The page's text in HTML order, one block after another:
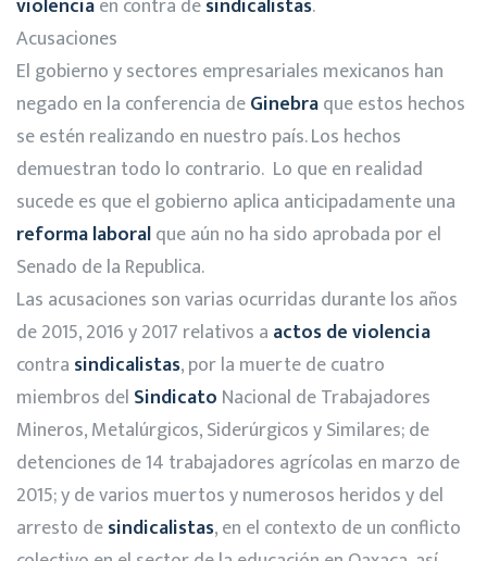
Acusaciones
El gobierno y sectores empresariales mexicanos han
negado en la conferencia deGinebraque estos hechos
se estén realizando en nuestro país. Los hechos
demuestran todo lo contrario. Lo que en realidad
sucede es que el gobierno aplica anticipadamente una
reforma laboralque aún no ha sido aprobada por el
Senado de la Republica.
Las acusaciones son varias ocurridas durante los años
de 2015, 2016 y 2017 relativos a actos de violencia
contra sindicalistas, por la muerte de cuatro
miembros del Sindicato Nacional de Trabajadores
Mineros, Metalúrgicos, Siderúrgicos y Similares; de
detenciones de 14 trabajadores agrícolas en marzo de
2015; y de varios muertos y numerosos heridos y del
arresto desindicalistas, en el contexto de un conflicto